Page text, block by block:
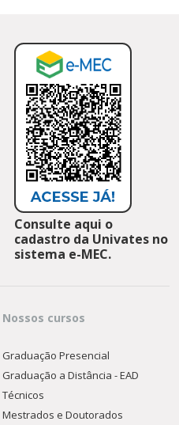
Consulte aqui o
cadastro da Univates no
sistema e-MEC.
Nossos cursos
Graduação Presencial
Graduação a Distância - EAD
Técnicos
Mestrados e Doutorados